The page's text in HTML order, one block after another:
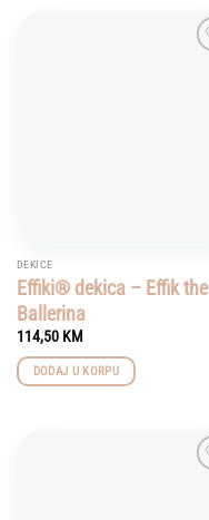
DEKICE
Effiki® dekica – Effik the
Ballerina
114,50 KM
DODAJ U KORPU